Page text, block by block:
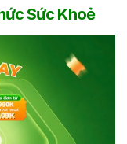
Sức Khoẻ